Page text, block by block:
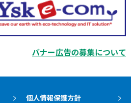
バナー広告の募集について
個人情報保護方針